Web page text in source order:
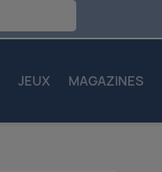
JEUX MAGAZINES